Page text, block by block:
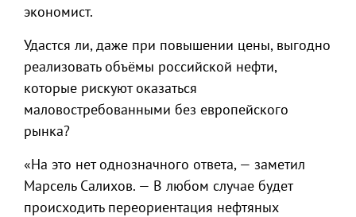
экономист.
Удастся ли, даже при повышении цены, выгодно
реализовать объёмы российской нефти,
которые рискуют оказаться
маловостребованными без европейского
рынка?
«На это нет однозначного ответа, — заметил
Марсель Салихов. — В любом случае будет
происходить переориентация нефтяных